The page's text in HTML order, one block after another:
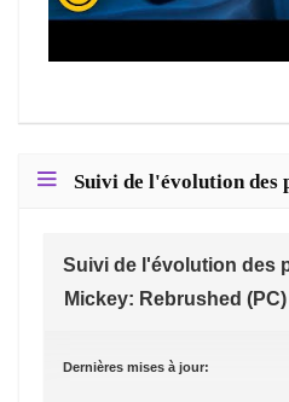
Suivi de l'évolution des
Suivi de l'évolution des
Mickey: Rebrushed
Dernières mises à jour: